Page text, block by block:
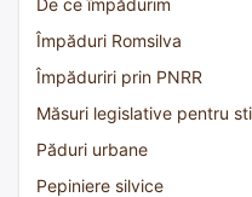
Împăduri Romsilva
Împăduriri prin PNRR
Măsuri legislative pentru
Păduri urbane
Pepiniere silvice